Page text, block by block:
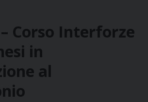
Corso Interforze
in
al